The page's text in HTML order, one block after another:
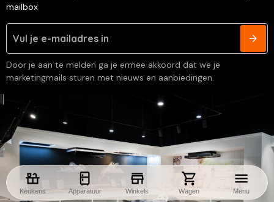
Keukens Apparatuur Winkels Wagen Menu
mailbox
Door je aan te melden ga je ermee akkoord dat we je
marketingmails sturen met nieuws en aanbiedingen.